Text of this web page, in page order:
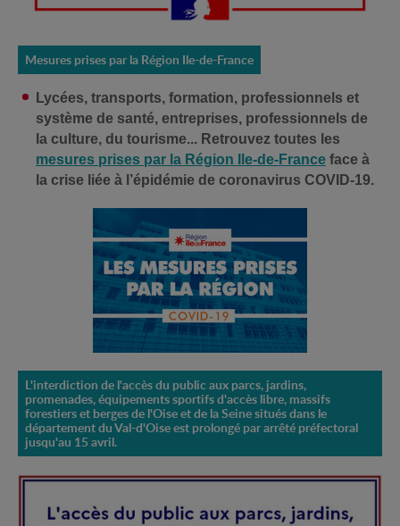
Mesures prises par la Région Ile-de-France
Lycées, transports, formation, professionnels et
système de santé, entreprises, professionnels de
la culture, du tourisme... Retrouvez toutes les
mesures prises par la Région Ile-de-France face à
la crise liée à l’épidémie de coronavirus COVID-19.
L'interdiction de l'accès du public aux parcs, jardins,
promenades, équipements sportifs d'accès libre, massifs
forestiers et berges de l'Oise et de la Seine situés dans le
département du Val-d'Oise est prolongé par arrêté préfectoral
jusqu'au 15 avril.